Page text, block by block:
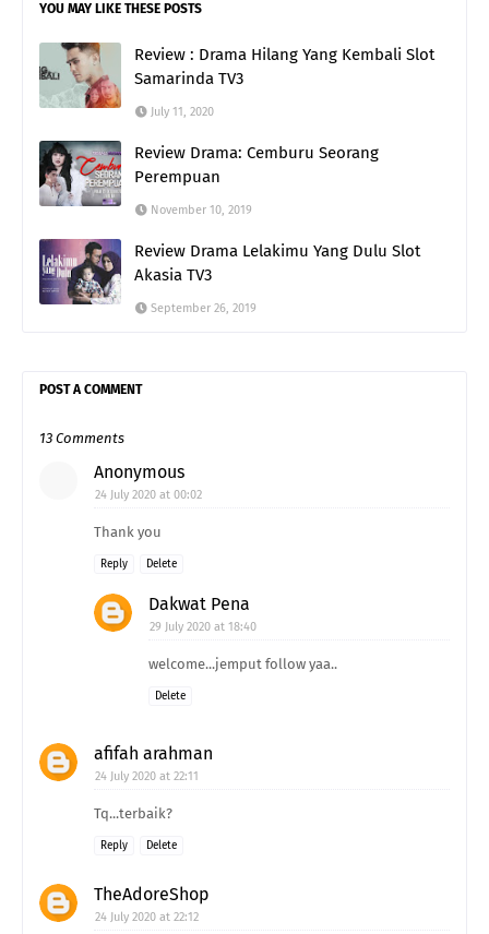
YOU MAY LIKE THESE POSTS
Review : Drama Hilang Yang Kembali Slot
Samarinda TV3
July 11, 2020
Review Drama: Cemburu Seorang
Perempuan
November 10, 2019
Review Drama Lelakimu Yang Dulu Slot
Akasia TV3
September 26, 2019
POST A COMMENT
13 Comments
Anonymous
24 July 2020 at 00:02
Thank you
Reply Delete
Dakwat Pena
29 July 2020 at 18:40
welcome...jemput follow yaa..
Delete
afifah arahman
24 July 2020 at 22:11
Tq...terbaik?
Reply Delete
TheAdoreShop
24 July 2020 at 22:12